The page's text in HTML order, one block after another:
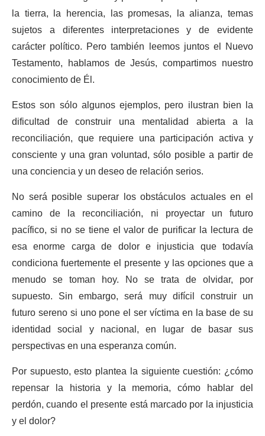
la tierra, la herencia, las promesas, la alianza, temas
sujetos a diferentes interpretaciones y de evidente
carácter político. Pero también leemos juntos el Nuevo
Testamento, hablamos de Jesús, compartimos nuestro
conocimiento de Él.
Estos son sólo algunos ejemplos, pero ilustran bien la
dificultad de construir una mentalidad abierta a la
reconciliación, que requiere una participación activa y
consciente y una gran voluntad, sólo posible a partir de
una conciencia y un deseo de relación serios.
No será posible superar los obstáculos actuales en el
camino de la reconciliación, ni proyectar un futuro
pacífico, si no se tiene el valor de purificar la lectura de
esa enorme carga de dolor e injusticia que todavía
condiciona fuertemente el presente y las opciones que a
menudo se toman hoy. No se trata de olvidar, por
supuesto. Sin embargo, será muy difícil construir un
futuro sereno si uno pone el ser víctima en la base de su
identidad social y nacional, en lugar de basar sus
perspectivas en una esperanza común.
Por supuesto, esto plantea la siguiente cuestión: ¿cómo
repensar la historia y la memoria, cómo hablar del
perdón, cuando el presente está marcado por la injusticia
y el dolor?